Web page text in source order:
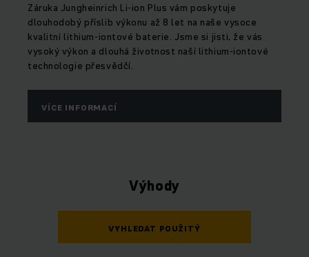
Záruka Jungheinrich Li-ion Plus vám poskytuje
dlouhodobý příslib výkonu až 8 let na naše vysoce
kvalitní lithium-iontové baterie. Jsme si jisti, že vás
vysoký výkon a dlouhá životnost naší lithium-iontové
technologie přesvědčí.
VÍCE INFORMACÍ
Výhody
VYHLEDAT POUŽITÝ